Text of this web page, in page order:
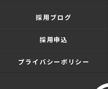
採用ブログ
採用申込
プライバシーポリシー